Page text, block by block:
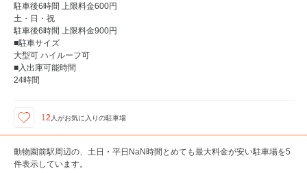
駐車後6時間 上限料金600円
土・日・祝
駐車後6時間 上限料金900円
■駐車サイズ
大型可 ハイルーフ可
■入出庫可能時間
24時間
12 人がお気に入りの駐車場
動物園前駅周辺の、土日・平日NaN時間とめても最大料金が安い駐車場を5
件表示しています。